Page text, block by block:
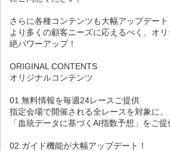
さらに各種コンテンツも大幅アップデート
より多くの顧客ニーズに応えるべく、オ
絶パワーアップ！
ORIGINAL CONTENTS
オリジナルコンテンツ
01.無料情報を毎週24レースご提供
指定会場で開催される全レースを対象に、
「血統データに基づくAI指数予想」をご提
02.ガイド機能が大幅アップデート！